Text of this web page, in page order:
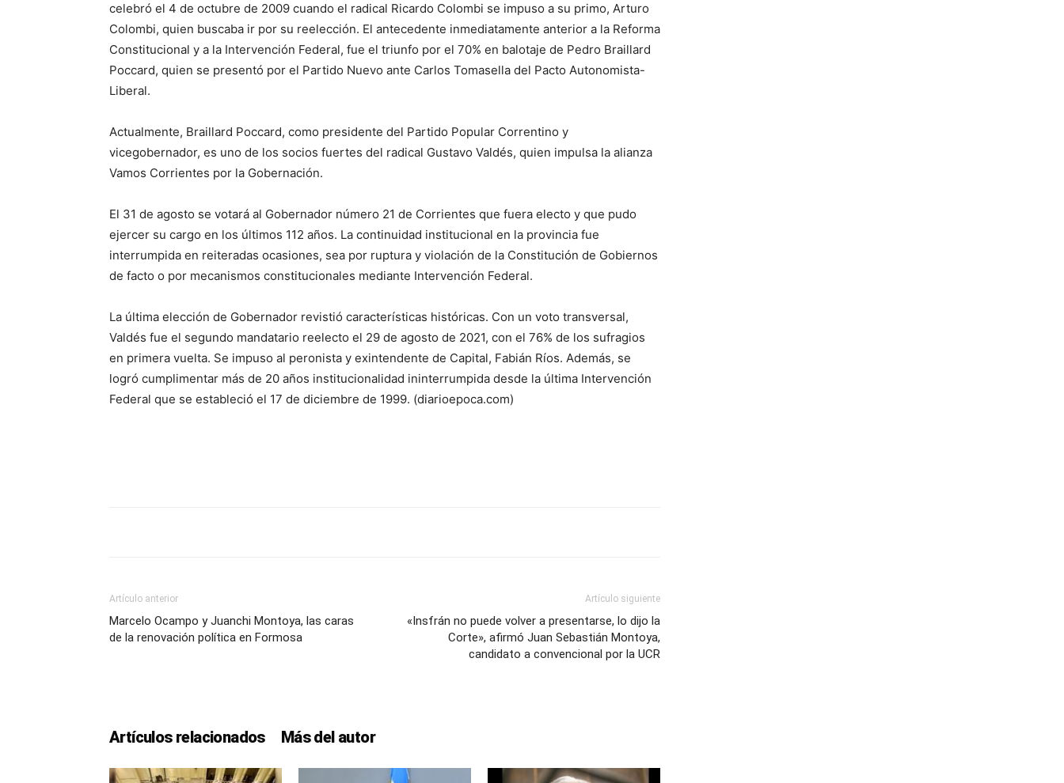
celebró el 4 de octubre de 2009 cuando el radical Ricardo Colombi se impuso a su primo, Arturo
Colombi, quien buscaba ir por su reelección. El antecedente inmediatamente anterior a la Reforma
Constitucional y a la Intervención Federal, fue el triunfo por el 70% en balotaje de Pedro Braillard
Poccard, quien se presentó por el Partido Nuevo ante Carlos Tomasella del Pacto Autonomista-
Liberal.
Actualmente, Braillard Poccard, como presidente del Partido Popular Correntino y
vicegobernador, es uno de los socios fuertes del radical Gustavo Valdés, quien impulsa la alianza
Vamos Corrientes por la Gobernación.
El 31 de agosto se votará al Gobernador número 21 de Corrientes que fuera electo y que pudo
ejercer su cargo en los últimos 112 años. La continuidad institucional en la provincia fue
interrumpida en reiteradas ocasiones, sea por ruptura y violación de la Constitución de Gobiernos
de facto o por mecanismos constitucionales mediante Intervención Federal.
La última elección de Gobernador revistió características históricas. Con un voto transversal,
Valdés fue el segundo mandatario reelecto el 29 de agosto de 2021, con el 76% de los sufragios
en primera vuelta. Se impuso al peronista y exintendente de Capital, Fabián Ríos. Además, se
logró cumplimentar más de 20 años institucionalidad ininterrumpida desde la última Intervención
Federal que se estableció el 17 de diciembre de 1999. (diarioepoca.com)
Artículo anterior
Marcelo Ocampo y Juanchi Montoya, las caras
de la renovación política en Formosa
Artículo siguiente
«Insfrán no puede volver a presentarse, lo dijo la
Corte», afirmó Juan Sebastián Montoya,
candidato a convencional por la UCR
Artículos relacionados Más del autor